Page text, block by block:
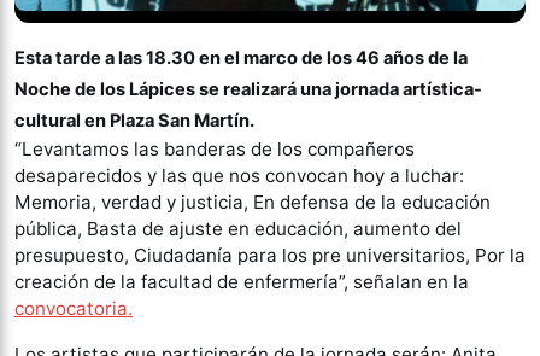
Esta tarde a las 18.30 en el marco de los 46 años de la
Noche de los Lápices se realizará una jornada artística-
cultural en Plaza San Martín.
“Levantamos las banderas de los compañeros
desaparecidos y las que nos convocan hoy a luchar:
Memoria, verdad y justicia, En defensa de la educación
pública, Basta de ajuste en educación, aumento del
presupuesto, Ciudadanía para los pre universitarios, Por la
creación de la facultad de enfermería”, señalan en la
convocatoria.